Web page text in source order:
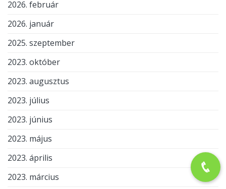
2026. február
2026. január
2025. szeptember
2023. október
2023. augusztus
2023. július
2023. június
2023. május
2023. április
2023. március